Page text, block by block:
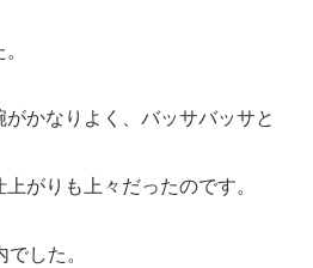
かなりよく、バッサバッサと
がりも上々だったのです。
した。